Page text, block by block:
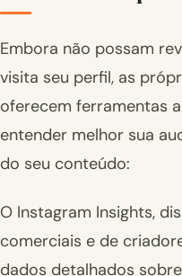
Embora não possam
visita seu perfil, as
oferecem ferramentas
entender melhor sua
do seu conteúdo:
O Instagram Insights,
comerciais e de
dados detalhados